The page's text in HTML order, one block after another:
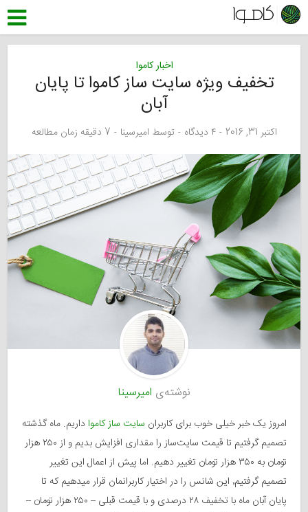
اخبار کاموا
تخفیف ویژه سایت ساز کاموا تا پایان
آبان
اکتبر 31, 2016 ۴ دیدگاه توسط امیرسینا 7 دقیقه زمان مطالعه
نوشته‌ی امیرسینا
امروز یک خبر خیلی خوب برای کاربران سایت ساز کاموا داریم. ماه گذشته
تصمیم گرفتیم تا قیمت سایت‌ساز را مقداری افزایش بدیم و از ۲۵۰ هزار
تومان به ۳۵۰ هزار تومان تغییر دهیم. اما پیش از اعمال این تغییر
تصمیم گرفتیم٬ این شانس را در اختیار کاربرانمان قرار میدهیم که تا
پایان آبان ماه با تخفیف ۲۸ درصدی و با قیمت قبلی – ۲۵۰ هزار تومان –